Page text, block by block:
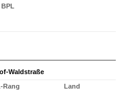
BPL
Waldstraße
Rang
Land